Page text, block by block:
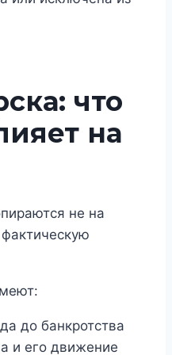
что
на
не на
до банкротства
и его движение